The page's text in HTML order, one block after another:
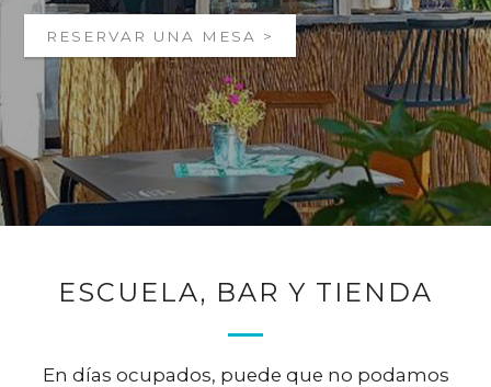
RESERVAR UNA MESA >
ESCUELA, BAR Y TIENDA
En días ocupados, puede que no podamos